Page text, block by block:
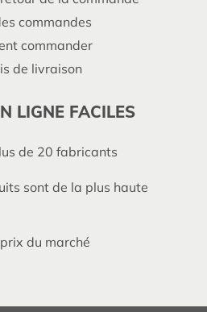
commandes
commander
de livraison
LIGNE FACILES
de 20 fabricants
sont de la plus haute
du marché